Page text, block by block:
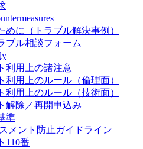
めに（トラブル解決事例）
ブル相談フォーム
利用上の諸注意
利用上のルール（倫理面）
利用上のルール（技術面）
解除／再開申込み
準
メント防止ガイドライン
110番